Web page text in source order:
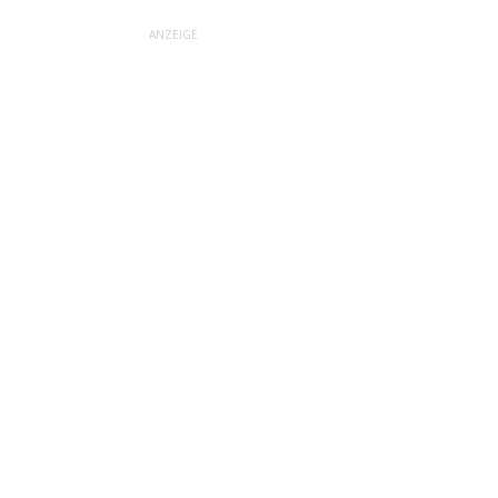
ANZEIGE